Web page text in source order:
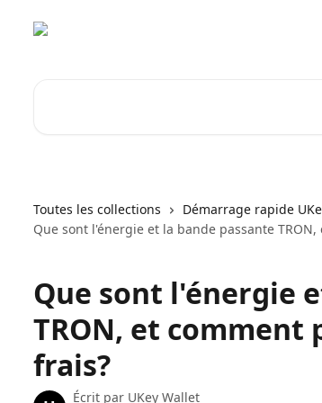
Toutes les collections Démarrage rapide
Que sont l'énergie et la bande passante
Que sont l'énergie
TRON, et comment
frais?
Écrit par UKey Wallet